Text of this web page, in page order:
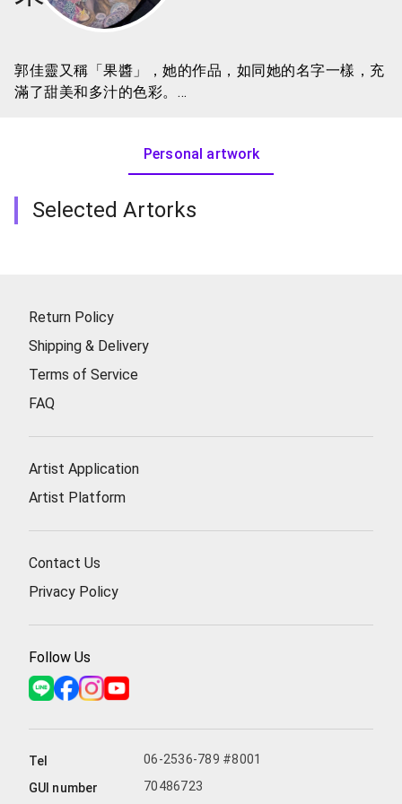
郭佳靈又稱「果醬」，她的作品，如同她的名字一樣，充
滿了甜美和多汁的色彩。
現某個畫面突然多了一隻可愛的動物或一位神秘的精靈，
那麼很可能這是果醬的藝術作品。她用這些角色豐富畫
面，不僅為作品增添了生命力，也希望透過這些畫面能夠
療癒觀眾的心靈，帶給他們美好的感受和回憶。
命運和家，只要用心創作，總會找到屬於它的位置。
Personal artwork
Selected Artorks
Return Policy
Shipping & Delivery
Terms of Service
FAQ
Artist Application
Artist Platform
Contact Us
Privacy Policy
Follow Us
Tel
06-2536-789 #8001
GUI number
70486723